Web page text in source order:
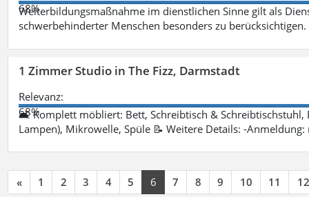
68%
Weiterbildungsmaßnahme im dienstlichen Sinne gilt als
schwerbehinderter Menschen besonders zu berücksichtigen.
1 Zimmer Studio in The Fizz, Darmstadt
Relevanz:
68%
🛋 Komplett möbliert: Bett, Schreibtisch & Schreibtischstuhl,
Lampen), Mikrowelle, Spüle 📝 Weitere Details: -
« 1 2 3 4 5 6 7 8 9 10 11 12